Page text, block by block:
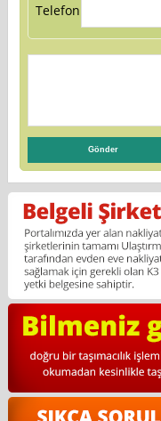
Telefon: